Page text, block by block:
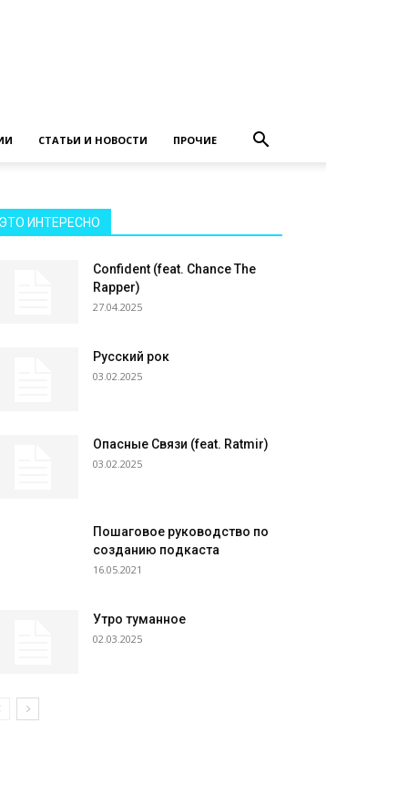
СТАТЬИ И НОВОСТИ ПРОЧИЕ
ЭТО ИНТЕРЕСНО
Confident (feat. Chance The
Rapper)
27.04.2025
Русский рок
03.02.2025
Опасные Связи (feat. Ratmir)
03.02.2025
Пошаговое руководство по
созданию подкаста
16.05.2021
Утро туманное
02.03.2025